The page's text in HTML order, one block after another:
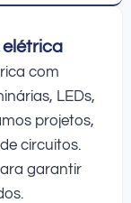
elétrica
com
LEDs,
projetos,
circuitos.
garantir